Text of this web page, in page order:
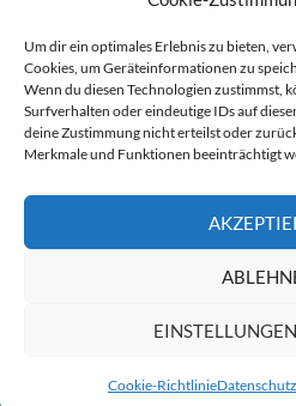
Um dir ein optimales Erlebnis zu bieten,
Cookies, um Geräteinformationen zu
Wenn du diesen Technologien zustimmst,
Surfverhalten oder eindeutige IDs auf
deine Zustimmung nicht erteilst oder
Merkmale und Funktionen beeinträchtigt
Cookie-Richtlinie
ausgewählten Partnern der Medien-
verbunden. Hier eine
Auswahl der Online-Plattformen:
CTOUR der Club der Tourismus-
über Anfragen von neuen
das Kontaktformular Kontakt zu uns
Dienst des Reisejournalismus.
Datenschutzerklärung Stolz präsentiert